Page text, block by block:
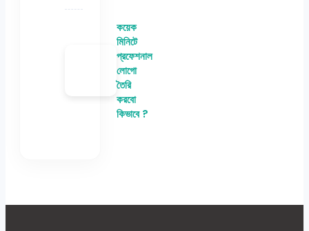
কয়েক
মিনিটে
প্রফেশনাল
লোগো
তৈরি
করবো
কিভাবে ?